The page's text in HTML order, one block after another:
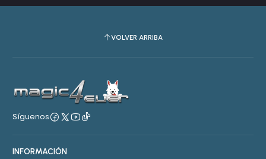
VOLVER ARRIBA
Síguenos
INFORMACIÓN